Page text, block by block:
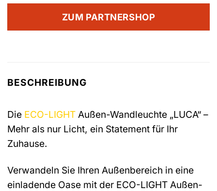
ZUM PARTNERSHOP
BESCHREIBUNG
Die ECO-LIGHT Außen-Wandleuchte „LUCA“ –
Mehr als nur Licht, ein Statement für Ihr
Zuhause.
Verwandeln Sie Ihren Außenbereich in eine
einladende Oase mit der ECO-LIGHT Außen-